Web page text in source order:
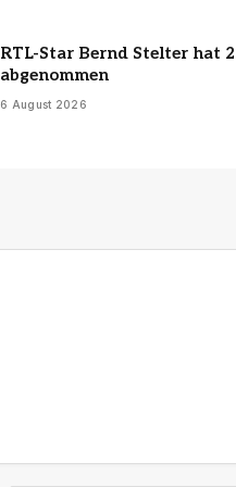
RTL-Star Bernd Stelter hat
abgenommen
6 August 2026